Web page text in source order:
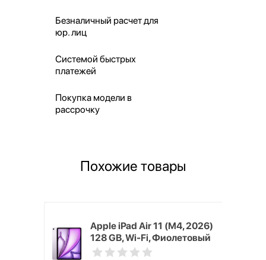
Безналичный расчет для
юр. лиц
Системой быстрых
платежей
Покупка модели в
рассрочку
Похожие товары
Apple iPad Air 11 (M4, 2026)
128 GB, Wi-Fi, Фиолетовый
(Purple)